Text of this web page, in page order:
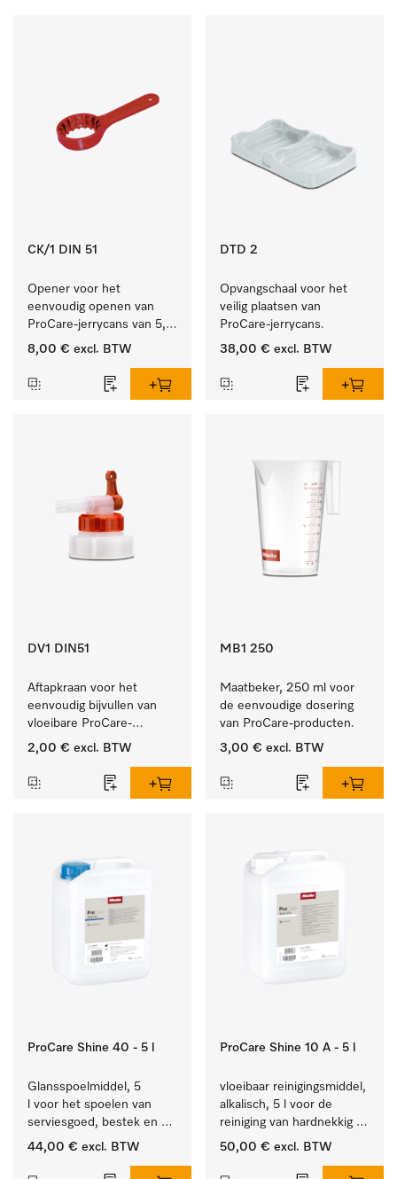
CK/1 DIN 51
Opener voor het
eenvoudig openen van
ProCare-jerrycans van 5,
10 en 20 l.
8,00 € excl. BTW
DTD 2
Opvangschaal voor het
veilig plaatsen van
ProCare-jerrycans.
38,00 € excl. BTW
DV1 DIN51
Aftapkraan voor het
eenvoudig bijvullen van
vloeibare ProCare-
producten.
2,00 € excl. BTW
MB1 250
Maatbeker, 250 ml voor
de eenvoudige dosering
van ProCare-producten.
3,00 € excl. BTW
ProCare Shine 40 - 5 l
Glansspoelmiddel, 5
l voor het spoelen van
serviesgoed, bestek en
ideaal voor glazen.
44,00 € excl. BTW
ProCare Shine 10 A - 5 l
vloeibaar reinigingsmiddel,
alkalisch, 5 l voor de
reiniging van hardnekkig
vuil op serviesgoed,
50,00 € excl. BTW